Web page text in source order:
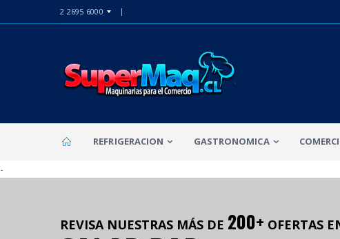
2 2695 6000
REFRIGERACION GASTRONOMICA
-
REVISA NUESTRAS MÁS DE 200+ OFERTAS